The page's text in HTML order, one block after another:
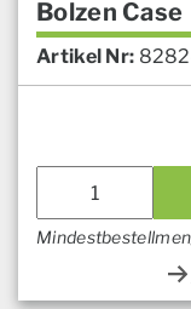
Bolzen Case
Artikel Nr: